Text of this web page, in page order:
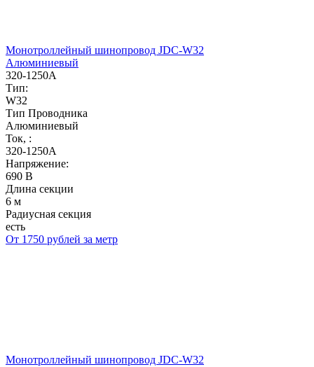
Монотроллейный шинопровод JDC-W32
Алюминиевый
320-1250А
Тип:
W32
Тип Проводника
Алюминиевый
Ток, :
320-1250А
Напряжение:
690 В
Длина секции
6 м
Радиусная секция
есть
От 1750 рублей за метр
Монотроллейный шинопровод JDC-W32